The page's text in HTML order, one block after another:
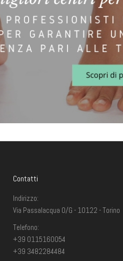
Contatti
Indirizzo:
Via Passalacqua 0/G - 10122 - Torino
Telefono:
+39 0115160054
+39 3482284484